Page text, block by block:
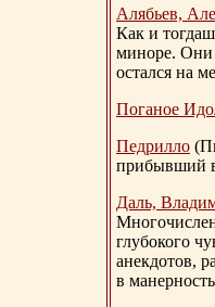
Алябьев,
Как и
миноре. Они
остался на
Поганое
Педрилло
прибывший в
Даль,
глубокого
анекдотов,
в